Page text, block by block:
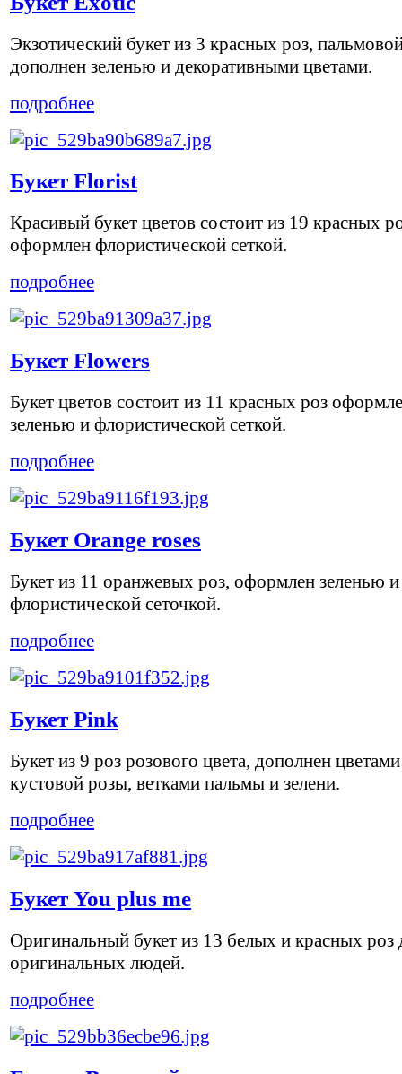
Экзотический букет из 3 красных роз,
дополнен зеленью и декоративными цветами.
подробнее
Букет Florist
Красивый букет цветов состоит из 19 красных
оформлен флористической сеткой.
подробнее
Букет Flowers
Букет цветов состоит из 11 красных роз
зеленью и флористической сеткой.
подробнее
Букет Orange roses
Букет из 11 оранжевых роз, оформлен зеленью и
флористической сеточкой.
подробнее
Букет Pink
Букет из 9 роз розового цвета, дополнен цветами
кустовой розы, ветками пальмы и зелени.
подробнее
Букет You plus me
Оригинальный букет из 13 белых и красных роз
оригинальных людей.
подробнее